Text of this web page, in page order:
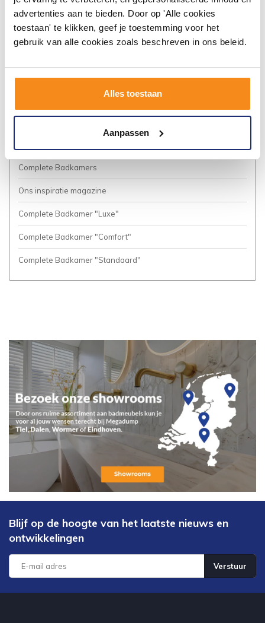
advertenties aan te bieden. Door op 'Alle cookies
toestaan' te klikken, geef je toestemming voor het
gebruik van alle cookies zoals beschreven in ons beleid.
Alles toestaan
Aanpassen
Algemene voorwaarden
Vacatures
Complete Badkamers
Ons inspiratie magazine
Complete Badkamer "Luxe"
Complete Badkamer "Comfort"
Complete Badkamer "Standaard"
Blijf op de hoogte van het laatste nieuws en
ontwikkelingen
Verstuur